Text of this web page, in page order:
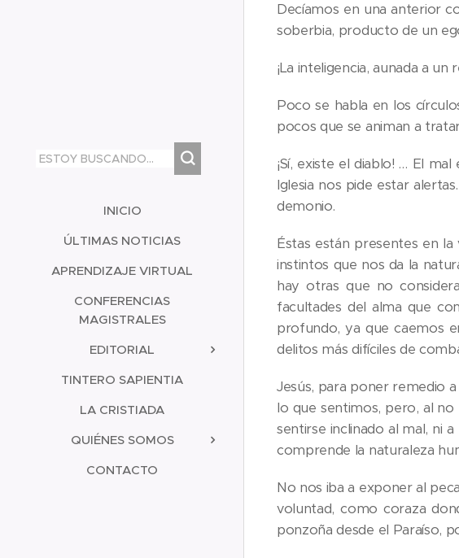
INICIO
ÚLTIMAS NOTICIAS
APRENDIZAJE VIRTUAL
CONFERENCIAS
MAGISTRALES
EDITORIAL
TINTERO SAPIENTIA
LA CRISTIADA
QUIÉNES SOMOS
CONTACTO
Decíamos en una anterior
soberbia, producto de un
¡La inteligencia, aunada a
Poco se habla en los
pocos que se animan a
¡Sí, existe el diablo! … El
Iglesia nos pide estar
demonio.
Éstas están presentes en la
instintos que nos da la
hay otras que no
facultades del alma que
profundo, ya que caemos
delitos más difíciles de
Jesús, para poner remedio
lo que sentimos, pero, al
sentirse inclinado al mal, ni
comprende la naturaleza
No nos iba a exponer al
voluntad, como coraza
ponzoña desde el Paraíso,